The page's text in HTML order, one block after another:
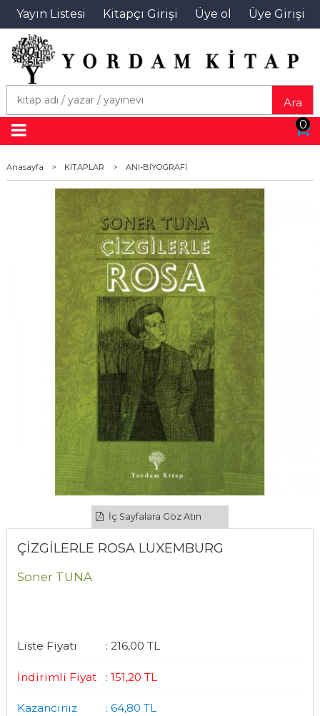
Yayın Listesi Kitapçı Girişi Üye ol Üye Girişi
Ara
0
Anasayfa > KİTAPLAR > ANI-BİYOGRAFİ
İç Sayfalara Göz Atın
ÇİZGİLERLE ROSA LUXEMBURG
Soner TUNA
Liste Fiyatı : 216,00 TL
İndirimli Fiyat : 151,20 TL
Kazancınız : 64,80 TL